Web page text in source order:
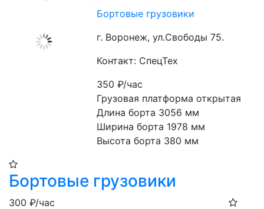
Бортовые грузовики
г. Воронеж, ул.Свободы 75.
Контакт: СпецТех
350₽/час
Грузовая платформа открытая
Длина борта 3056 мм
Ширина борта 1978 мм
Высота борта 380 мм
Бортовые грузовики
300 ₽/час